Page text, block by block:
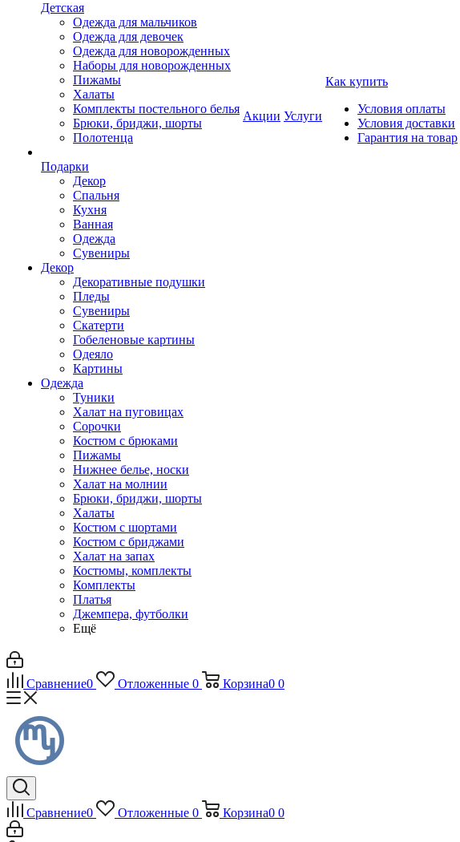
Детская
Одежда для мальчиков
Одежда для девочек
Одежда для новорожденных
Наборы для новорожденных
Пижамы
Халаты
Комплекты постельного белья
Брюки, бриджи, шорты
Полотенца
Подарки
Декор
Спальня
Кухня
Ванная
Одежда
Сувениры
Декор
Декоративные подушки
Пледы
Сувениры
Скатерти
Гобеленовые картины
Одеяло
Картины
Одежда
Туники
Халат на пуговицах
Сорочки
Костюм с брюками
Пижамы
Нижнее белье, носки
Халат на молнии
Брюки, бриджи, шорты
Халаты
Костюм с шортами
Костюм с бриджами
Халат на запах
Костюмы, комплекты
Комплекты
Платья
Джемпера, футболки
Ещё
Акции Услуги
Как купить
Условия оплаты
Условия доставки
Гарантия на товар
Сравнение0 Отложенные 0 Корзина0 0
Сравнение0 Отложенные 0 Корзина0 0